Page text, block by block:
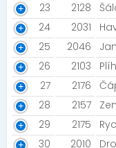
23
2128
24
2031
25
2046
26
2103
27
2176
28
2157
29
2175
30
2010